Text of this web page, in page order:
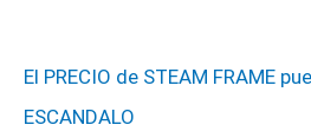
El PRECIO de STEAM FRAME
ESCANDALO